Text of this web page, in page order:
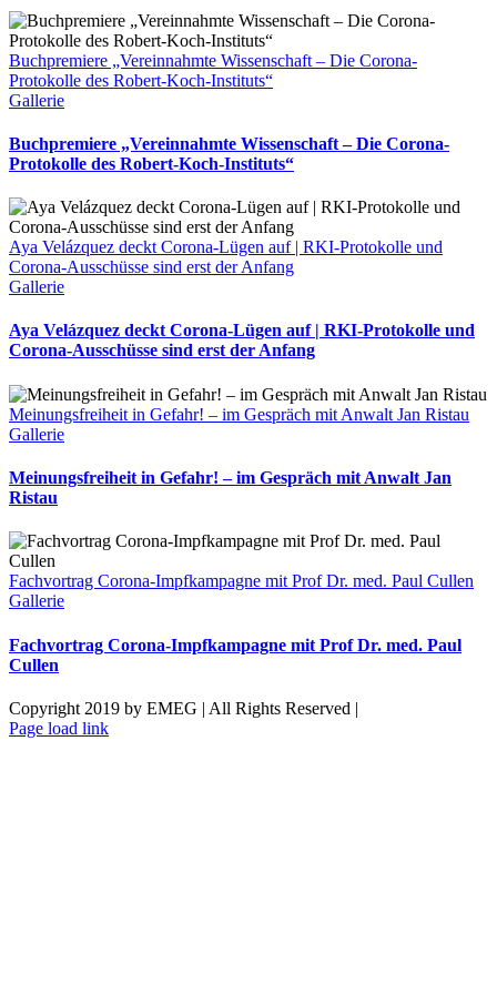
Buchpremiere „Vereinnahmte Wissenschaft – Die Corona-
Protokolle des Robert-Koch-Instituts“
Gallerie
Buchpremiere „Vereinnahmte Wissenschaft – Die Corona-
Protokolle des Robert-Koch-Instituts“
Aya Velázquez deckt Corona-Lügen auf | RKI-Protokolle und
Corona-Ausschüsse sind erst der Anfang
Gallerie
Aya Velázquez deckt Corona-Lügen auf | RKI-Protokolle und
Corona-Ausschüsse sind erst der Anfang
Meinungsfreiheit in Gefahr! – im Gespräch mit Anwalt Jan Ristau
Gallerie
Meinungsfreiheit in Gefahr! – im Gespräch mit Anwalt Jan
Ristau
Fachvortrag Corona-Impfkampagne mit Prof Dr. med. Paul Cullen
Gallerie
Fachvortrag Corona-Impfkampagne mit Prof Dr. med. Paul
Cullen
Copyright 2019 by EMEG | All Rights Reserved |
Facebook
X
Instagram
LinkedIn
Xing
Pinterest
Vk
Toggle
Page load link